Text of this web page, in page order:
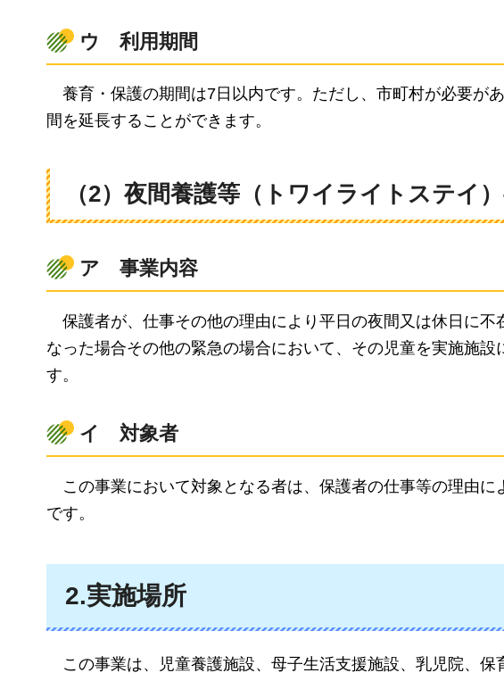
ウ 利 用期間
養育・保護の期間は7日以内です。ただし、市町村が必要が
間を延長することができます。
（2）夜間養護等（トワイライトステイ
ア 事業内容
保護者が、仕事その他の理由により平日の夜間又は休日に
なった場合その他の緊急の場合において、その児童を実施施
す。
イ 対象者
こ の事業において対象となる者は、保護者の仕事等の理由
です。
2.実施場所
この事業は、児童養護施設、母子生活支援施設、乳児院、